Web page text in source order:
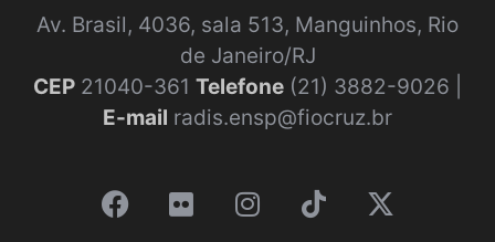
Av. Brasil, 4036, sala 513, Manguinhos, Rio
de Janeiro/RJ
CEP 21040-361 Telefone (21) 3882-9026 |
E-mail radis.ensp@fiocruz.br